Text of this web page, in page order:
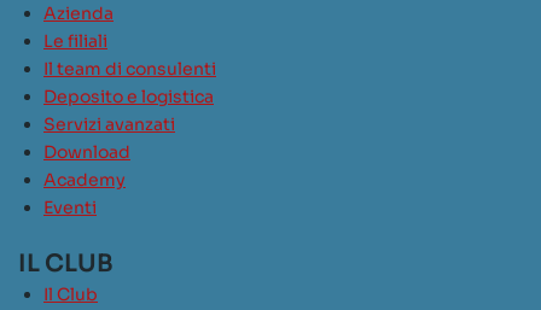
Azienda
Le filiali
Il team di consulenti
Deposito e logistica
Servizi avanzati
Download
Academy
Eventi
IL CLUB
Il Club